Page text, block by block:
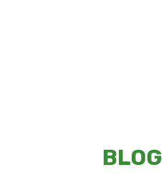
BLOG